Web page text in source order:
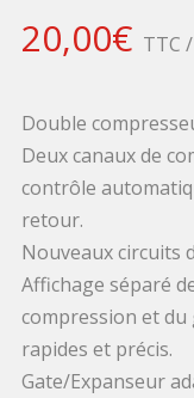
20,00€ TTC
Double
Deux canaux de
contrôle
retour.
Nouveaux circuits
Affichage séparé
compression et
rapides et précis.
Gate/Expanseur